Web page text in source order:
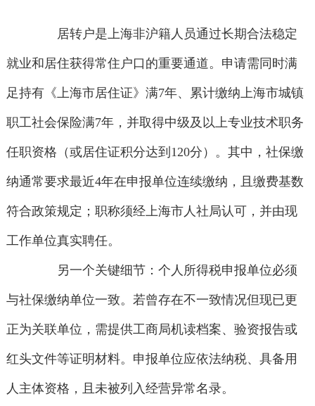
居转户是上海非沪籍人员通过长期合法稳定
就业和居住获得常住户口的重要通道。申请需同时满
足持有《上海市居住证》满7年、累计缴纳上海市城镇
职工社会保险满7年，并取得中级及以上专业技术职务
任职资格（或居住证积分达到120分）。其中，社保缴
纳通常要求最近4年在申报单位连续缴纳，且缴费基数
符合政策规定；职称须经上海市人社局认可，并由现
工作单位真实聘任。
另一个关键细节：个人所得税申报单位必须
与社保缴纳单位一致。若曾存在不一致情况但现已更
正为关联单位，需提供工商局机读档案、验资报告或
红头文件等证明材料。申报单位应依法纳税、具备用
人主体资格，且未被列入经营异常名录。